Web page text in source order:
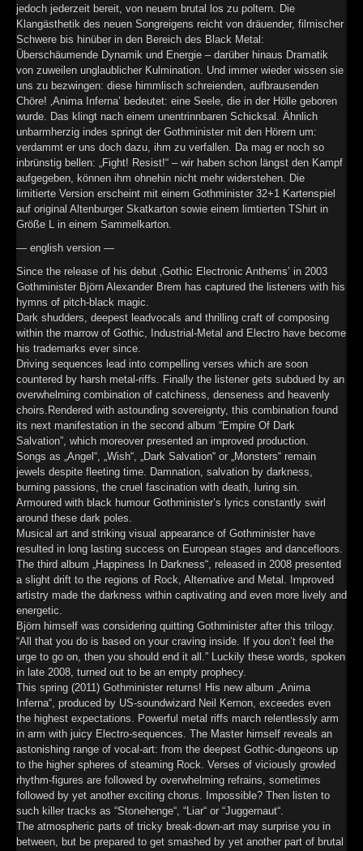
►
►
►
►
►
►
►
jedoch jederzeit bereit, von neuem brutal los zu poltern. Die
Klangästhetik des neuen Songreigens reicht von dräuender, filmischer
Schwere bis hinüber in den Bereich des Black Metal:
Überschäumende Dynamik und Energie – darüber hinaus Dramatik
von zuweilen unglaublicher Kulmination. Und immer wieder wissen sie
uns zu bezwingen: diese himmlisch schreienden, aufbrausenden
Chöre! ‚Anima Inferna’ bedeutet: eine Seele, die in der Hölle geboren
wurde. Das klingt nach einem unentrinnbaren Schicksal. Ähnlich
unbarmherzig indes springt der Gothminister mit den Hörern um:
verdammt er uns doch dazu, ihm zu verfallen. Da mag er noch so
inbrünstig bellen: „Fight! Resist!“ – wir haben schon längst den Kampf
aufgegeben, können ihm ohnehin nicht mehr widerstehen. Die
limitierte Version erscheint mit einem Gothminister 32+1 Kartenspiel
auf original Altenburger Skatkarton sowie einem limtierten TShirt in
Größe L in einem Sammelkarton.
— english version —
Since the release of his debut ‚Gothic Electronic Anthems’ in 2003
Gothminister Björn Alexander Brem has captured the listeners with his
hymns of pitch-black magic.
Dark shudders, deepest leadvocals and thrilling craft of composing
within the marrow of Gothic, Industrial-Metal and Electro have become
his trademarks ever since.
Driving sequences lead into compelling verses which are soon
countered by harsh metal-riffs. Finally the listener gets subdued by an
overwhelming combination of catchiness, denseness and heavenly
choirs.Rendered with astounding sovereignty, this combination found
its next manifestation in the second album “Empire Of Dark
Salvation”, which moreover presented an improved production.
Songs as „Angel“, „Wish“, „Dark Salvation“ or „Monsters“ remain
jewels despite fleeting time. Damnation, salvation by darkness,
burning passions, the cruel fascination with death, luring sin.
Armoured with black humour Gothminister’s lyrics constantly swirl
around these dark poles.
Musical art and striking visual appearance of Gothminister have
resulted in long lasting success on European stages and dancefloors.
The third album „Happiness In Darkness“, released in 2008 presented
a slight drift to the regions of Rock, Alternative and Metal. Improved
artistry made the darkness within captivating and even more lively and
energetic.
Björn himself was considering quitting Gothminister after this trilogy.
“All that you do is based on your craving inside. If you don’t feel the
urge to go on, then you should end it all.” Luckily these words, spoken
in late 2008, turned out to be an empty prophecy.
This spring (2011) Gothminister returns! His new album „Anima
Inferna“, produced by US-soundwizard Neil Kernon, exceedes even
the highest expectations. Powerful metal riffs march relentlessly arm
in arm with juicy Electro-sequences. The Master himself reveals an
astonishing range of vocal-art: from the deepest Gothic-dungeons up
to the higher spheres of steaming Rock. Verses of viciously growled
rhythm-figures are followed by overwhelming refrains, sometimes
followed by yet another exciting chorus. Impossible? Then listen to
such killer tracks as “Stonehenge“, “Liar“ or “Juggernaut“.
The atmospheric parts of tricky break-down-art may surprise you in
between, but be prepared to get smashed by yet another part of brutal